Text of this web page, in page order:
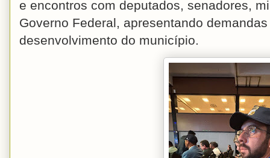
e encontros com deputados, senadores,
Governo Federal, apresentando
desenvolvimento do município.